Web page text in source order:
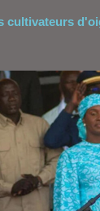
cultivateurs